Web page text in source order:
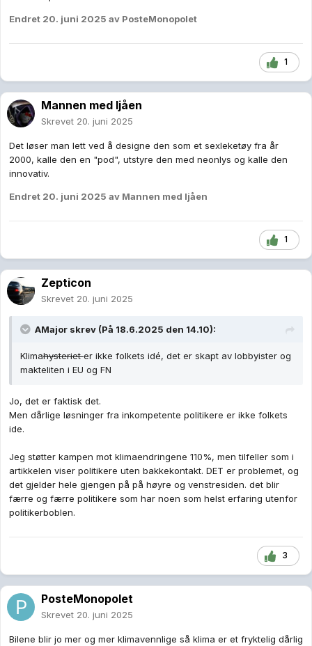
Endret 20. juni 2025 av PosteMonopolet
1
Mannen med ljåen
Skrevet 20. juni 2025
Det løser man lett ved å designe den som et sexleketøy fra år
2000, kalle den en "pod", utstyre den med neonlys og kalle den
innovativ.
Endret 20. juni 2025 av Mannen med ljåen
1
Zepticon
Skrevet 20. juni 2025
AMajor skrev (På 18.6.2025 den 14.10):
Klimahysterieter ikke folkets idé, det er skapt av lobbyister og
makteliten i EU og FN
Jo, det er faktisk det.
Men dårlige løsninger fra inkompetente politikere er ikke folkets
ide.
Jeg støtter kampen mot klimaendringene 110%, men tilfeller som i
artikkelen viser politikere uten bakkekontakt. DET er problemet, og
det gjelder hele gjengen på på høyre og venstresiden. det blir
færre og færre politikere som har noen som helst erfaring utenfor
politikerboblen.
3
PosteMonopolet
Skrevet 20. juni 2025
Bilene blir jo mer og mer klimavennlige så klima er et fryktelig dårlig